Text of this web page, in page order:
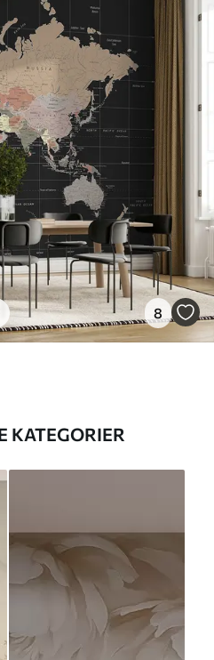
8
KATEGORIER